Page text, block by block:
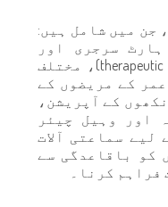
جن میں شامل ہیں:
سرجری اور
علاجیاتی کیتھیٹر (therapeutic catheterization)، مختلف
کے مریضوں کے
کے آپریشن،
اور وہیل چیئر
لیے سماعتی آلات
کو باقاعدگی سے
فراہم کرنا۔